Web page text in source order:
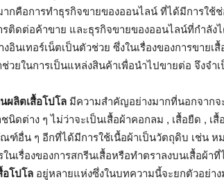
ากคือการทำธุรกิจขายของออนไลน์ ที่ได้มีการใช้
รติดต่อค้าขาย และธุรกิจขายของออนไลน์ที่กำลัง
งอินเทอร์เน็ตเป็นตัวช่วย ซึ่งในเรื่องของการขาย
ช่วยในการเป็นแหล่งสินค้าเพื่อนำไปขายต่อ จึงจำ
นผลิตเสื้อโปโล มีความสำคัญอย่างมากที่นอกจากจ
ชนิดต่าง ๆ ไม่ว่าจะเป็นเสื้อผ้าคอกลม , เสื้อยืด , เ
ฑ์อื่น ๆ อีกที่ได้มีการใช้เนื้อผ้าเป็นวัตถุดิบ เช่น ห
ในเรื่องของการสกรีนเสื้อหรือทำตราลงบนเสื้อผ้
อโปโล อยู่หลายแห่งซึ่งในบทความนี้จะยกตัวอย่าง